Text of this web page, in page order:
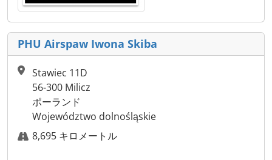
PHU Airspaw Iwona Skiba
Stawiec 11D
56-300 Milicz
ポーランド
Województwo dolnośląskie
8,695 キロメートル